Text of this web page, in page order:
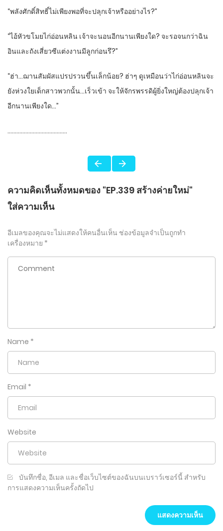
“พลังศักดิ์สิทธิ์ไม่เพียงพอที่จะปลุกเจ้าหรืออย่างไร?”
“ไอ้หัวขโมยไก่อ่อนหลิน เจ้าจะนอนอีกนานเพียงใด? จะรอจนกว่าฉิน
อินและถังเสี่ยวซีแต่งงานมีลูกก่อนรึ?”
“ฮ่า…ฌานสัมผัสแปรปรวนขึ้นเล็กน้อย? ฮ่าๆ ดูเหมือนว่าไก่อ่อนหลินจะ
ยังห่วงใยเด็กสาวพวกนั้น…เร็วเข้า จะให้จักรพรรดิผู้ยิ่งใหญ่ต้องปลุกเจ้า
อีกนานเพียงใด…”
………………..………………..
ความคิดเห็นทั้งหมดของ "EP.339 สร้างค่ายใหม่"
ใส่ความเห็น
อีเมลของคุณจะไม่แสดงให้คนอื่นเห็น ช่องข้อมูลจำเป็นถูกทำ
เครื่องหมาย *
Name *
Email *
Website
บันทึกชื่อ, อีเมล และชื่อเว็บไซต์ของฉันบนเบราว์เซอร์นี้ สำหรับ
การแสดงความเห็นครั้งถัดไป